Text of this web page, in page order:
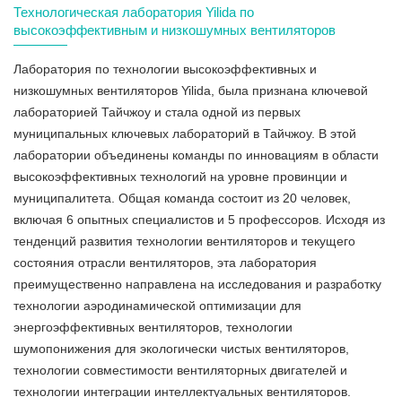
Технологическая лаборатория Yilida по
высокоэффективным и низкошумных вентиляторов
Лаборатория по технологии высокоэффективных и
низкошумных вентиляторов Yilida, была признана ключевой
лабораторией Тайчжоу и стала одной из первых
муниципальных ключевых лабораторий в Тайчжоу. В этой
лаборатории объединены команды по инновациям в области
высокоэффективных технологий на уровне провинции и
муниципалитета. Общая команда состоит из 20 человек,
включая 6 опытных специалистов и 5 профессоров. Исходя из
тенденций развития технологии вентиляторов и текущего
состояния отрасли вентиляторов, эта лаборатория
преимущественно направлена на исследования и разработку
технологии аэродинамической оптимизации для
энергоэффективных вентиляторов, технологии
шумопонижения для экологически чистых вентиляторов,
технологии совместимости вентиляторных двигателей и
технологии интеграции интеллектуальных вентиляторов.